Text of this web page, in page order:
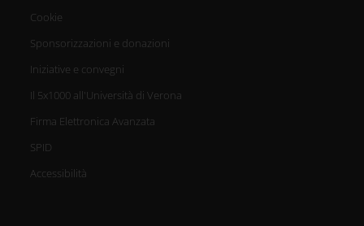
Cookie
Sponsorizzazioni e donazioni
Iniziative e convegni
Il 5x1000 all'Università di Verona
Firma Elettronica Avanzata
SPID
Accessibilità